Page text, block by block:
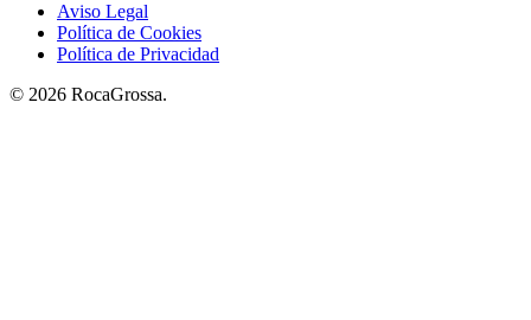
Aviso Legal
Política de Cookies
Política de Privacidad
© 2026 RocaGrossa.